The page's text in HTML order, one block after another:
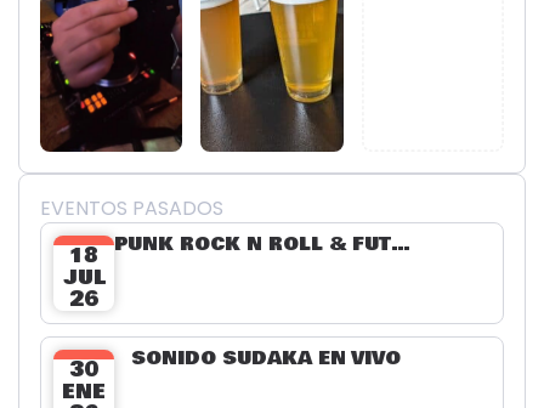
EVENTOS PASADOS
18
JUL
26
PUNK ROCK N ROLL & FÚTBOL
30
ENE
SONIDO SUDAKA EN VIVO